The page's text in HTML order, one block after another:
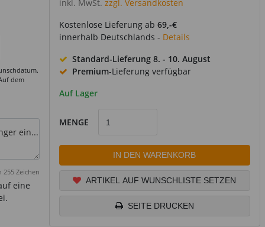
dem
Zeichen
eine
inkl. MwSt. zzgl. Versandkosten
Kostenlose Lieferung ab 69,-€
innerhalb Deutschlands - Details
Standard-Lieferung 8. - 10. August
Premium-Lieferung verfügbar
Auf Lager
MENGE
IN DEN WARENKORB
ARTIKEL AUF WUNSCHLISTE SETZEN
SEITE DRUCKEN